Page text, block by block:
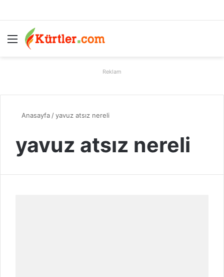
Menü
Reklam
Anasayfa /yavuz atsız nereli
yavuz atsız nereli